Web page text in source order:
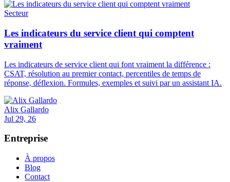
Secteur
Les indicateurs du service client qui comptent
vraiment
Les indicateurs de service client qui font vraiment la différence :
CSAT, résolution au premier contact, percentiles de temps de
réponse, déflexion. Formules, exemples et suivi par un assistant IA.
Alix Gallardo
Jul 29, 26
Entreprise
À propos
Blog
Contact